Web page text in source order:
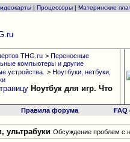
| Процессоры | Материнские
THG.ru > Переносные
компьютеры и другие
устройства. > Ноутбуки, нетбуки,
Ноутбук для игр. Что
Правила форума
ультрабуки Обсуждение проблем с